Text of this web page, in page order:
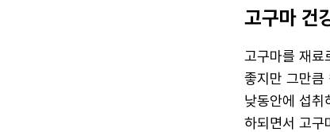
고구마 건
고구마를 재료
좋지만 그만큼
낮동안에 섭취
하되면서 고구